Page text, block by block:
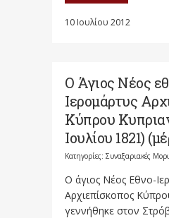
10 Ιουλίου 2012
Ο Άγιος Νέος
Ιερομάρτυς
Κύπρου
Ιουλίου 1821)
Κατηγορίες: Συναξαριακές
Ο άγιος Νέος Εθνο-
Αρχιεπίσκοπος
γεννήθηκε στον